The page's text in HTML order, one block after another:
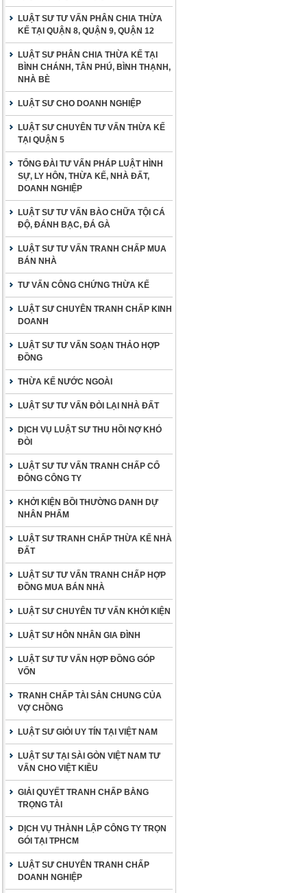
LUẬT SƯ TƯ VẤN PHÂN CHIA THỪA
KẾ TẠI QUẬN 8, QUẬN 9, QUẬN 12
LUẬT SƯ PHÂN CHIA THỪA KẾ TẠI
BÌNH CHÁNH, TÂN PHÚ, BÌNH THẠNH,
NHÀ BÈ
LUẬT SƯ CHO DOANH NGHIỆP
LUẬT SƯ CHUYÊN TƯ VẤN THỪA KẾ
TẠI QUẬN 5
TỔNG ĐÀI TƯ VẤN PHÁP LUẬT HÌNH
SỰ, LY HÔN, THỪA KẾ, NHÀ ĐẤT,
DOANH NGHIỆP
LUẬT SƯ TƯ VẤN BÀO CHỮA TỘI CÁ
ĐỘ, ĐÁNH BẠC, ĐÁ GÀ
LUẬT SƯ TƯ VẤN TRANH CHẤP MUA
BÁN NHÀ
TƯ VẤN CÔNG CHỨNG THỪA KẾ
LUẬT SƯ CHUYÊN TRANH CHẤP KINH
DOANH
LUẬT SƯ TƯ VẤN SOẠN THẢO HỢP
ĐỒNG
THỪA KẾ NƯỚC NGOÀI
LUẬT SƯ TƯ VẤN ĐÒI LẠI NHÀ ĐẤT
DỊCH VỤ LUẬT SƯ THU HỒI NỢ KHÓ
ĐÒI
LUẬT SƯ TƯ VẤN TRANH CHẤP CỔ
ĐÔNG CÔNG TY
KHỞI KIỆN BỒI THƯỜNG DANH DỰ
NHÂN PHẨM
LUẬT SƯ TRANH CHẤP THỪA KẾ NHÀ
ĐẤT
LUẬT SƯ TƯ VẤN TRANH CHẤP HỢP
ĐỒNG MUA BÁN NHÀ
LUẬT SƯ CHUYÊN TƯ VẤN KHỞI KIỆN
LUẬT SƯ HÔN NHÂN GIA ĐÌNH
LUẬT SƯ TƯ VẤN HỢP ĐỒNG GÓP
VỐN
TRANH CHẤP TÀI SẢN CHUNG CỦA
VỢ CHỒNG
LUẬT SƯ GIỎI UY TÍN TẠI VIỆT NAM
LUẬT SƯ TẠI SÀI GÒN VIỆT NAM TƯ
VẤN CHO VIỆT KIỀU
GIẢI QUYẾT TRANH CHẤP BẰNG
TRỌNG TÀI
DỊCH VỤ THÀNH LẬP CÔNG TY TRỌN
GÓI TẠI TPHCM
LUẬT SƯ CHUYÊN TRANH CHẤP
DOANH NGHIỆP